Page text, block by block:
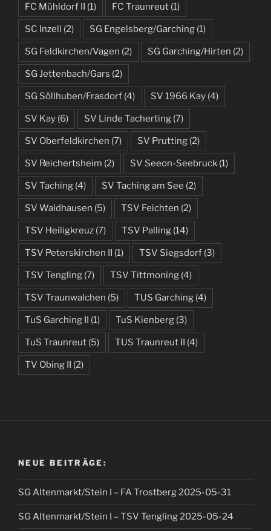
FC Mühldorf II (1) FC Traunreut (1)
SC Inzell (2) SG Engelsberg/Garching (1)
SG Feldkirchen/Vagen (2) SG Garching/Hirten (2)
SG Jettenbach/Gars (2)
SG Söllhuben/Frasdorf (4) SV 1966 Kay (4)
SV Kay (6) SV Linde Tacherting (7)
SV Oberfeldkirchen (7) SV Prutting (2)
SV Reichertsheim (2) SV Seeon-Seebruck (1)
SV Taching (4) SV Taching am See (2)
SV Waldhausen (5) TSV Feichten (2)
TSV Heiligkreuz (7) TSV Palling (14)
TSV Peterskirchen II (1) TSV Siegsdorf (3)
TSV Tengling (7) TSV Tittmoning (4)
TSV Traunwalchen (5) TUS Garching (4)
TuS Garching II (1) TuS Kienberg (3)
TuS Traunreut (5) TUS Traunreut II (4)
TV Obing II (2)
NEUE BEITRÄGE:
SG Altenmarkt/Stein I – FA Trostberg 2025-05-31
SG Altenmarkt/Stein I – TSV Tengling 2025-05-24